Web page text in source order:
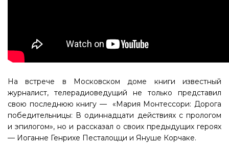
На встрече в Московском доме книги известный
журналист, телерадиоведущий не только представил
свою последнюю книгу — «Мария Монтессори: Дорога
победительницы: В одиннадцати действиях с прологом
и эпилогом», но и рассказал о своих предыдущих героях
— Иоганне Генрихе Песталоцци и Януше Корчаке.